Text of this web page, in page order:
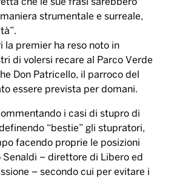
che le sue frasi sarebbero
strumentale e surreale,
la premier ha reso noto in
di volersi recare al Parco Verde
Don Patricello, il parroco del
essere prevista per domani.
i casi di stupro di
“bestie” gli stupratori,
facendo proprie le posizioni
Senaldi – direttore di Libero ed
– secondo cui per evitare i